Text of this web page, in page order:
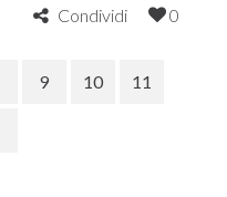
Condividi 0
9 10 11